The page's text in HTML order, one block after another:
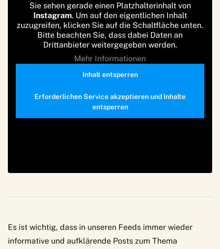
Sie sehen gerade einen Platzhalterinhalt von
Instagram. Um auf den eigentlichen Inhalt
zuzugreifen, klicken Sie auf die Schaltfläche unten.
Bitte beachten Sie, dass dabei Daten an
Drittanbieter weitergegeben werden.
Mehr Informationen
Inhalt entsperren
Erforderlichen Service akzeptieren und Inhalte
entsperren
Es ist wichtig, dass in unseren Feeds immer wieder
informative und aufklärende Posts zum Thema